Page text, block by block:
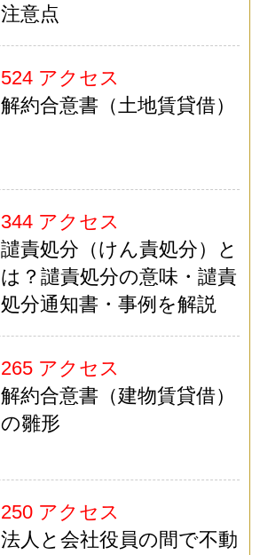
注意点
524 アクセス
解約合意書（土地賃貸借）
344 アクセス
譴責処分（けん責処分）と
は？譴責処分の意味・譴責
処分通知書・事例を解説
265 アクセス
解約合意書（建物賃貸借）
の雛形
250 アクセス
法人と会社役員の間で不動